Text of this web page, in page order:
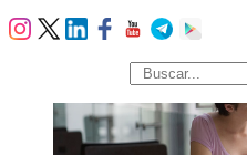
búsqueda